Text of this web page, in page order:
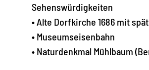
Sehenswürdigkeiten
• Alte Dorfkirche 1686 mit
• Museumseisenbahn
• Naturdenkmal Mühlbaum